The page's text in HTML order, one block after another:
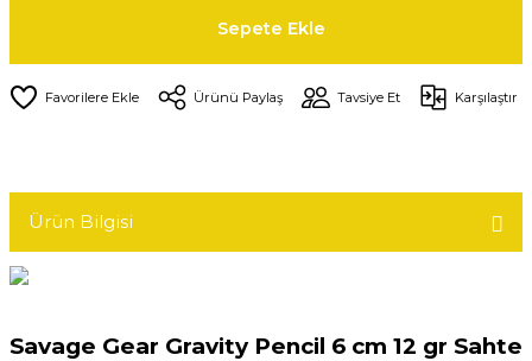
Sepete Ekle
Ürünü Paylaş Tavsiye Et Karşılaştır
Ürün Bilgisi
Savage Gear Gravity Pencil 6 cm 12 gr Sahte